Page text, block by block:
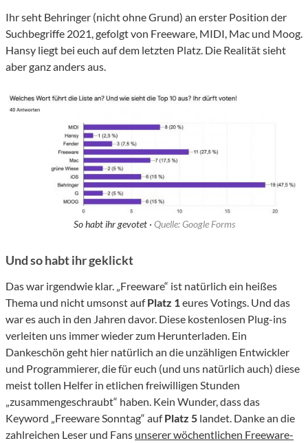
Ihr seht Behringer (nicht ohne Grund) an erster Position der
Suchbegriffe 2021, gefolgt von Freeware, MIDI, Mac und Moog.
Hansy liegt bei euch auf dem letzten Platz. Die Realität sieht
aber ganz anders aus.
So habt ihr gevotet · Quelle: Google Forms
Und so habt ihr geklickt
Das war irgendwie klar. „Freeware“ ist natürlich ein heißes
Thema und nicht umsonst aufPlatz 1 eures Votings. Und das
war es auch in den Jahren davor. Diese kostenlosen Plug-ins
verleiten uns immer wieder zum Herunterladen. Ein
Dankeschön geht hier natürlich an die unzähligen Entwickler
und Programmierer, die für euch (und uns natürlich auch) diese
meist tollen Helfer in etlichen freiwilligen Stunden
„zusammengeschraubt“ haben. Kein Wunder, dass das
Keyword „Freeware Sonntag“ aufPlatz 5 landet. Danke an die
zahlreichen Leser und Fans unserer wöchentlichen Freeware-